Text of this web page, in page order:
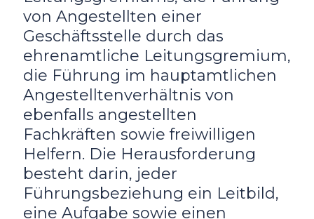
von Angestellten einer
Geschäftsstelle durch das
ehrenamtliche Leitungsgremium,
die Führung im hauptamtlichen
Angestelltenverhältnis von
ebenfalls angestellten
Fachkräften sowie freiwilligen
Helfern. Die Herausforderung
besteht darin, jeder
Führungsbeziehung ein Leitbild,
eine Aufgabe sowie einen